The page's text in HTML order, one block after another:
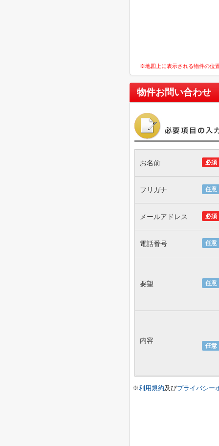
※地図上に表示される物件の位
物件お問い合わせ
必須
お名前
任意
フリガナ
必須
メールアドレス
任意
電話番号
任意
要望
任意
内容
※利用規約及びプライバシー